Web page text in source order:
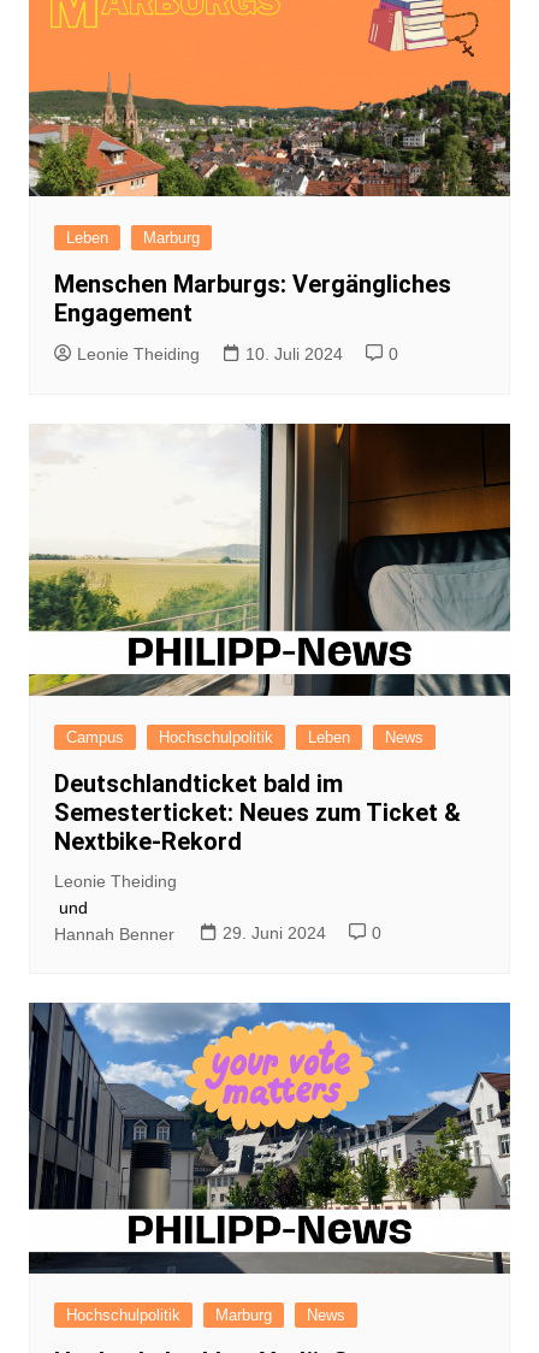
Leben Marburg
Menschen Marburgs: Vergängliches
Engagement
Leonie Theiding 10. Juli 2024 0
Campus Hochschulpolitik Leben News
Deutschlandticket bald im
Semesterticket: Neues zum Ticket &
Nextbike-Rekord
Leonie Theiding
und
Hannah Benner
29. Juni 2024 0
Hochschulpolitik Marburg News